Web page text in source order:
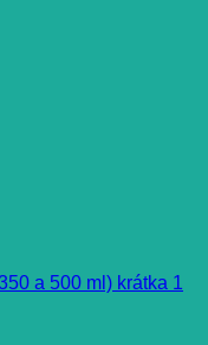
a 500 ml) krátka 1